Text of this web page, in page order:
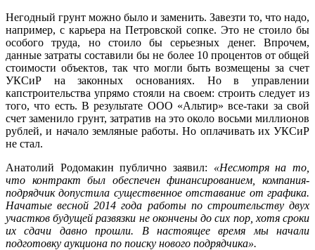
Негодный грунт можно было и заменить. Завезти то, что надо,
например, с карьера на Петровской сопке. Это не стоило бы
особого труда, но стоило бы серьезных денег. Впрочем,
данные затраты составили бы не более 10 процентов от общей
стоимости объектов, так что могли быть возмещены за счет
УКСиР на законных основаниях. Но в управлении
капстроительства упрямо стояли на своем: строить следует из
того, что есть. В результате ООО «Альтир» все-таки за свой
счет заменило грунт, затратив на это около восьми миллионов
рублей, и начало земляные работы. Но оплачивать их УКСиР
не стал.
Анатолий Родомакин публично заявил: «Несмотря на то,
что контракт был обеспечен финансированием, компания-
подрядчик допустила существенное отставание от графика.
Начатые весной 2014 года работы по строительству двух
участков будущей развязки не окончены до сих пор, хотя сроки
их сдачи давно прошли. В настоящее время мы начали
подготовку аукциона по поиску нового подрядчика».